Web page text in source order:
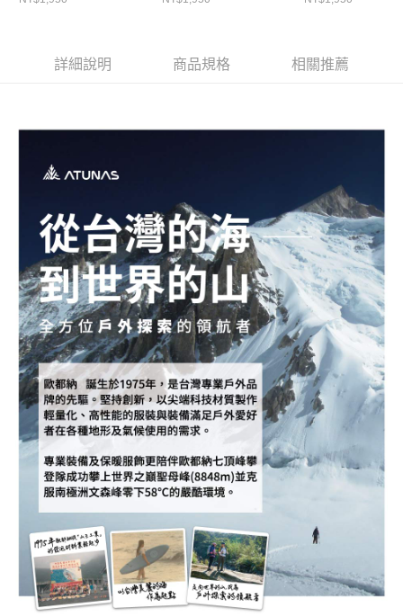
付款後7-11取貨
新竹貨運
付款後門市自取
每筆NT$80，滿NT$790(含以上)免運費
宅配貨到付款
每筆NT$130，滿NT$2,000(含以上)免運費
詳細說明 商品規格 相關推薦